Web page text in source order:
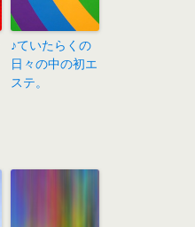
♪ていたらくの
日々の中の初エ
ステ。